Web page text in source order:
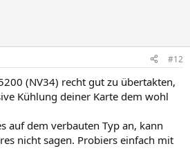
#12
(NV34) recht gut zu übertakten,
Kühlung deiner Karte dem wohl
auf dem verbauten Typ an, kann
nicht sagen. Probiers einfach mit